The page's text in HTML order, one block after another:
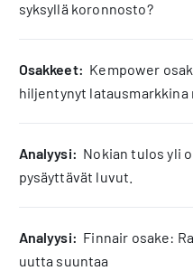
syksyllä koronnosto?
osakkeet: Kempower
hiljentynyt latausmarkkina
analyysi: Nokian tulos yli
pysäyttävät luvut.
analyysi: Finnair osake:
uutta suuntaa